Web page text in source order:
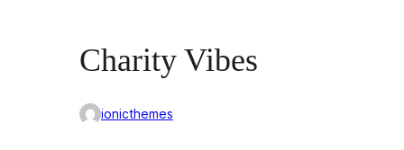
Charity Vibes
ionicthemes